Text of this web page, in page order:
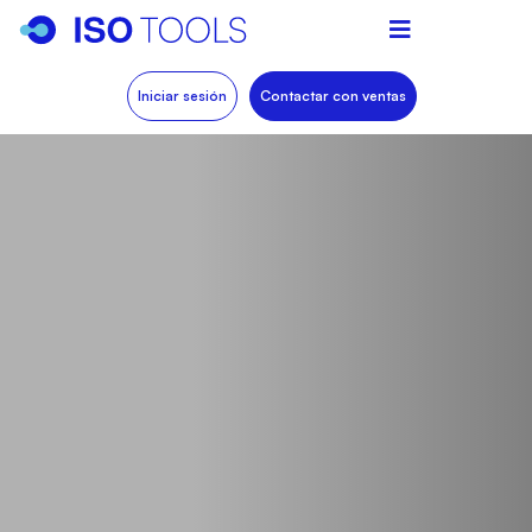
Iniciar sesión Contactar con ventas